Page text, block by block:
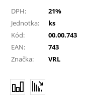
DPH:
21%
Jednotka:
ks
Kód:
00.00.743
EAN:
743
Značka:
VRL